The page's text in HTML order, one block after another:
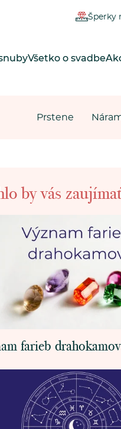
Šperky
Všetko o svadbe
Prstene
by vás
farieb drahokamov